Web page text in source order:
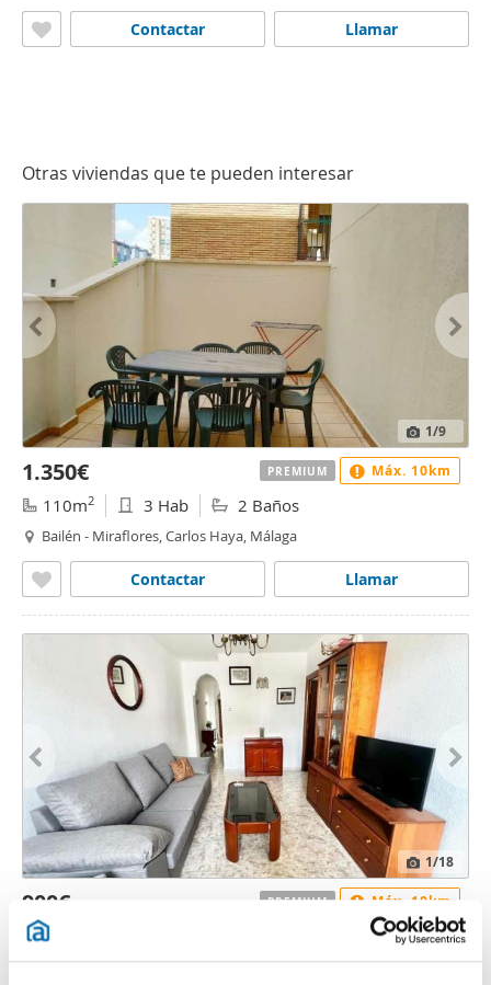
Llamar
Contactar
Otras viviendas que te pueden interesar
1/9
1.350€
110m2 3 Hab 2 Baños
Bailén - Miraflores, Carlos Haya, Málaga
Llamar
Contactar
PREMIUM Máx. 10km
1/18
900€
85m
Bailén - Miraflores, Camino de Suárez, Málaga
PREMIUM Máx. 10km